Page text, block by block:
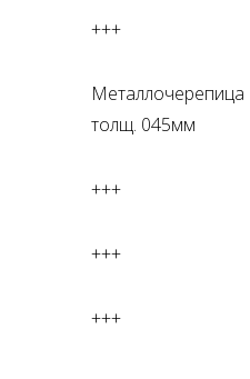
+++
Металлочерепица
толщ. 045мм
+++
+++
+++